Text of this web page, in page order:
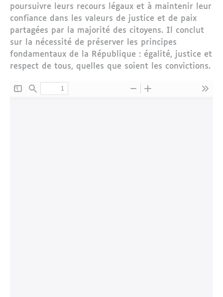
poursuivre leurs recours légaux et à maintenir leur
confiance dans les valeurs de justice et de paix
partagées par la majorité des citoyens. Il conclut
sur la nécessité de préserver les principes
fondamentaux de la République : égalité, justice et
respect de tous, quelles que soient les convictions.